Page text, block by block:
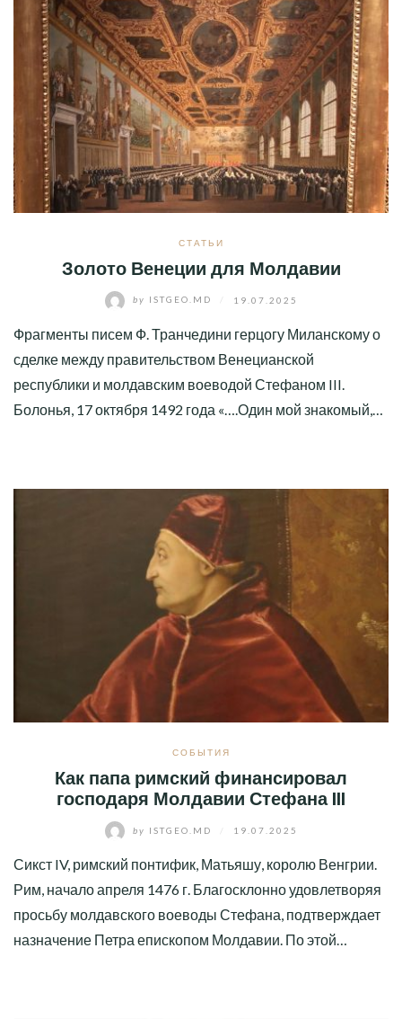
СТАТЬИ
Золото Венеции для Молдавии
by ISTGEO.MD 19.07.2025
Фрагменты писем Ф. Транчедини герцогу Миланскому о
сделке между правительством Венецианской
республики и молдавским воеводой Стефаном III.
Болонья, 17 октября 1492 года «….Один мой знакомый,…
СОБЫТИЯ
Как папа римский финансировал
господаря Молдавии Стефана III
by ISTGEO.MD 19.07.2025
Сикст IV, римский понтифик, Матьяшу, королю Венгрии.
Рим, начало апреля 1476 г. Благосклонно удовлетворяя
просьбу молдавского воеводы Стефана, подтверждает
назначение Петра епископом Молдавии. По этой…